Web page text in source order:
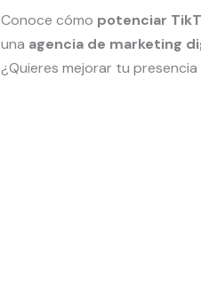
Conoce cómo potenciar
una agencia de marketing
¿Quieres mejorar tu presencia